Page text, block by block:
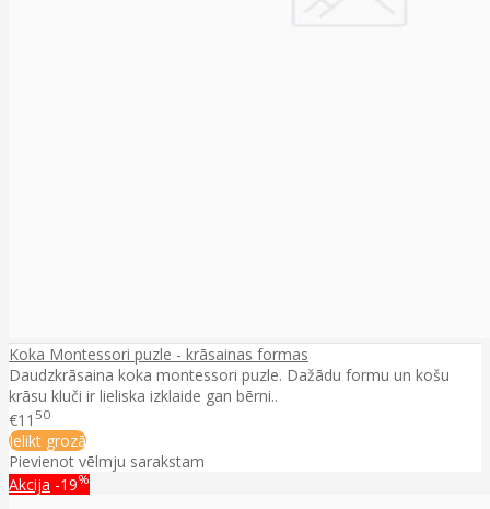
Koka Montessori puzle - krāsainas formas
Daudzkrāsaina koka montessori puzle. Dažādu formu un košu
krāsu kluči ir lieliska izklaide gan bērni..
€11 50
Ielikt grozā
Pievienot vēlmju sarakstam
Akcija -19%